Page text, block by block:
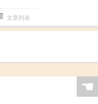
文章列表
☚